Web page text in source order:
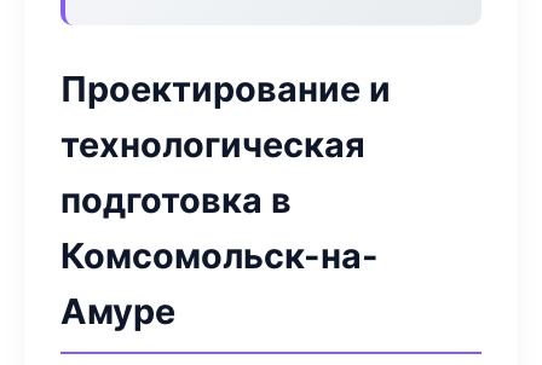
Проектирование и
технологическая
подготовка в
Комсомольск-на-
Амуре